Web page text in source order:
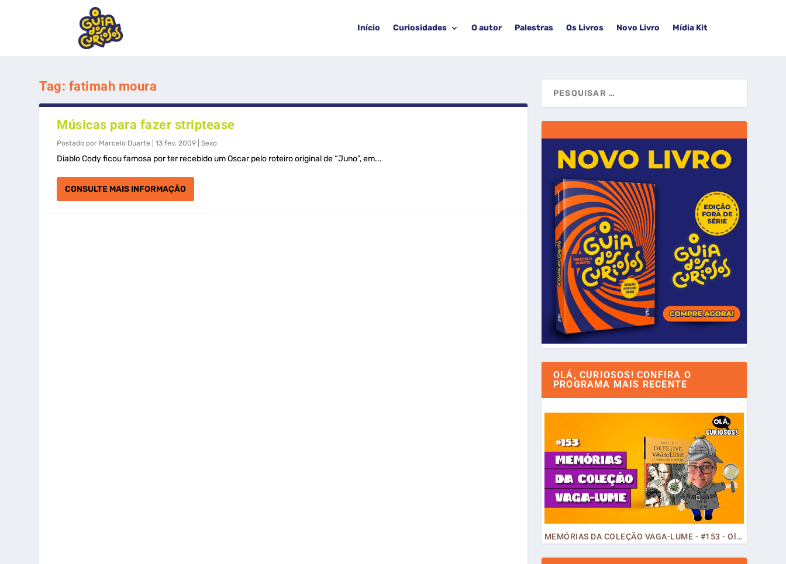
Início Curiosidades O autor Palestras Os Livros Novo Livro Mídia Kit
Tag: fatimah moura
Músicas para fazer striptease
Postado por Marcelo Duarte |13 fev, 2009 |Sexo
Diablo Cody ficou famosa por ter recebido um Oscar pelo roteiro original de “Juno”, em...
CONSULTE MAIS INFORMAÇÃO
OLÁ, CURIOSOS! CONFIRA O
PROGRAMA MAIS RECENTE
MEMÓRIAS DA COLEÇÃO VAGA-LUME - #153 - Olá, Curiosos! 2023